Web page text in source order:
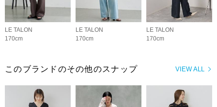
LE TALON
170cm
LE TALON
170cm
LE TALON
170cm
VIEW ALL
このブランドのその他のスナップ